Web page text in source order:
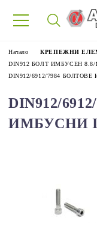
Начало
КРЕПЕЖНИ
DIN912 БОЛТ ИМБУСЕН 8.8/
DIN912/6912/7984
DIN912/
ИМБУСНИ